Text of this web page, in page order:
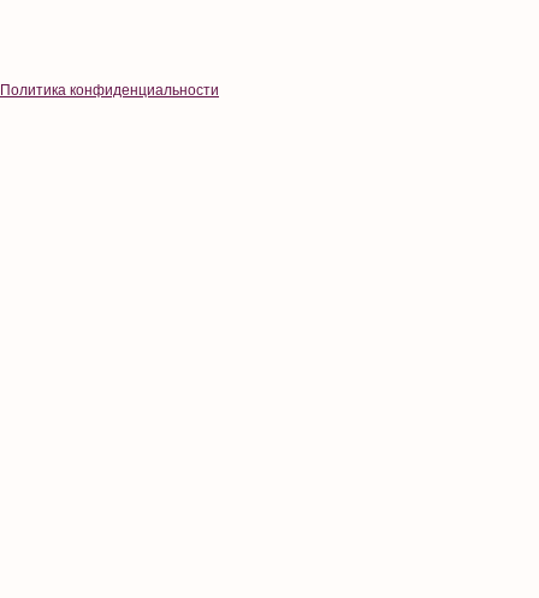
Политика конфиденциальности